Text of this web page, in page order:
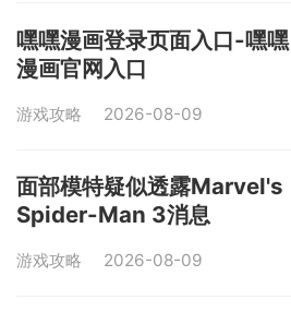
嘿嘿漫画登录页面入口-嘿嘿
漫画官网入口
游戏攻略 2026-08-09
面部模特疑似透露Marvel's
Spider-Man 3消息
游戏攻略 2026-08-09